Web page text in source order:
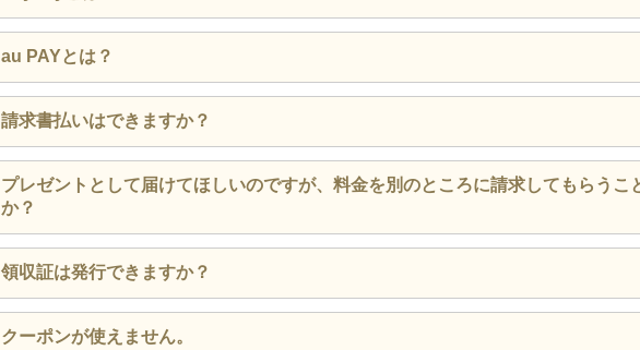
さら ギフト券・キャッシュレス決済でのお支払いをお願いしております。
【お電話からご注文の場合】
株主ご優待券
銀のさらギフト券
代金引換（お届け時）
閉じる
※d払いで決済し、このサイトに戻って注文完了画面が表示されたら、ご注文が完了します
※注文完了後の変更はできません。そのため内容に変更がある場合、再注文をお願いしてい
用してスピーディーにお買い物ができます。Amazon Payでお客様の安心・安全
※Amazon Payで決済し、このサイトに戻って注文完了画面が表示されたら、ご注文が完了
※注文完了後の変更はできません。そのため内容に変更がある場合、再注文をお願いしてい
PayPayはスマホひとつでカンタン・スマートにお支払いができるアプリです。
め、ネットサービスや請求書のお支払いなどにもご使用いただけます。
※PayPayで決済し、このサイトに戻って注文完了画面が表示されたら、ご注文が完了しま
※注文完了後の変更はできません。そのため内容に変更がある場合、再注文をお願いしてい
au PAYとは？
au PAYのご利用についてはサービスサイトをご覧ください。詳しくは
い。
※外部サイトへ移動します。
※au PAYで決済し、このサイトに戻って注文完了画面が表示されたら、ご注文が完了します
※注文完了後の変更はできません。そのため内容に変更がある場合、再注文をお願いしてい
閉じる
請求書払いはできますか？
店舗によって異なりますので、直接店舗までお電話でお問い合わせください。
またプレゼントに便利な
プレゼントとして届けてほしいのですが、料金を別のところに請求してもらうこ
か？
店舗によって異なりますので、直接店舗までお電話でお問い合わせください。
またプレゼントに便利な銀のさらギフト券もご検討ください。
領収証は発行できますか？
領収証の発行は可能です。「注文情報を入力する」ページで領収証の有無が選択
クーポンが使えません。